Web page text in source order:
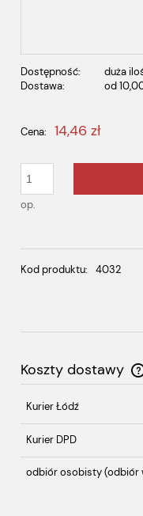
Dostępność:
duża
Dostawa:
od
Cena nie zawiera
Cena: 14,46 zł
op.
Kod produktu: 4032
Koszty dostawy
Cena nie zawiera
Kurier Łódź
Kurier DPD
odbiór osobisty(odbiór